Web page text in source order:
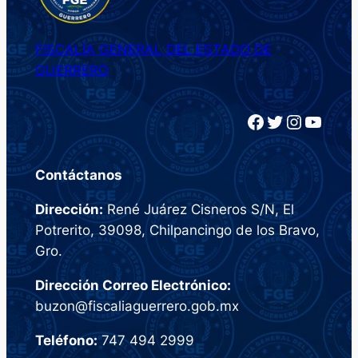
FISCALÍA GENERAL DEL ESTADO DE
GUERRERO
Facebook Twitter InstagramYouTube
Contáctanos
Dirección: René Juárez Cisneros S/N, El
Potrerito, 39098, Chilpancingo de los Bravo,
Gro.
Dirección Correo Electrónico:
buzon@fiscaliaguerrero.gob.mx
Teléfono:747 494 2999